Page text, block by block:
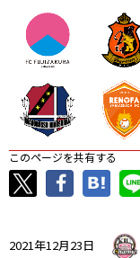
このページを共有する
2021年12月23日